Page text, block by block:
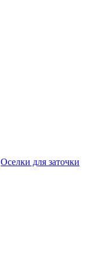
Оселки для заточки